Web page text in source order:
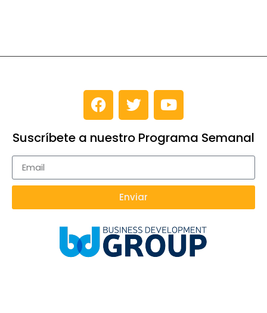
Suscríbete a nuestro Programa Semanal
Enviar